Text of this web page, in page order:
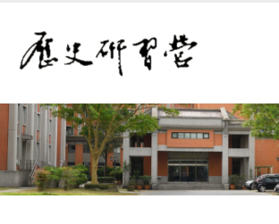
史語所 歷史研習營
:::